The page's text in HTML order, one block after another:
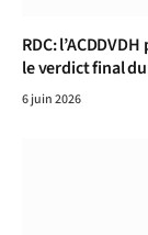
RDC:
le verdict final
6 juin 2026